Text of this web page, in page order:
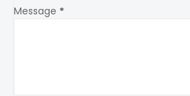
Message *